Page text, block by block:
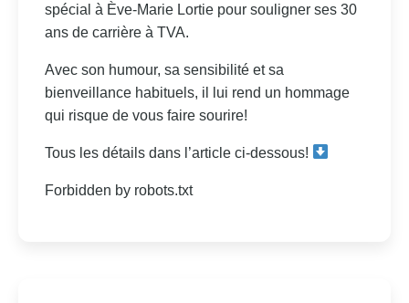
spécial à Ève-Marie Lortie pour souligner ses 30
ans de carrière à TVA.
Avec son humour, sa sensibilité et sa
bienveillance habituels, il lui rend un hommage
qui risque de vous faire sourire!
Tous les détails dans l’article ci-dessous!
Forbidden by robots.txt